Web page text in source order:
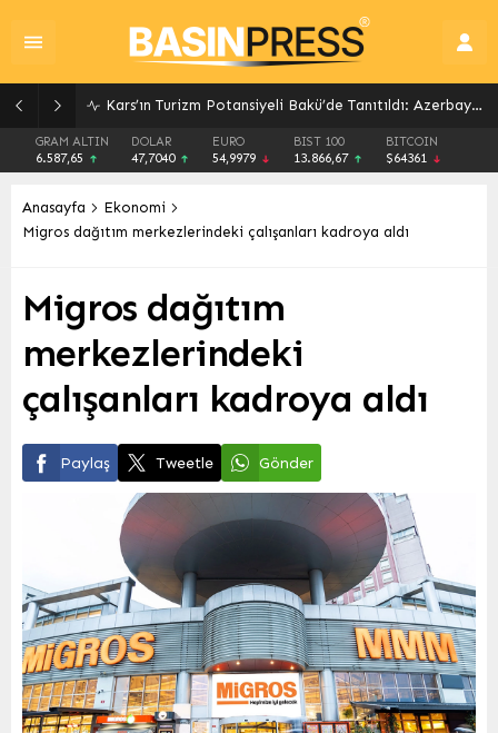
Kars’ın Turizm Potansiyeli Bakü’de Tanıtıldı: Azerbaycan ile Kardeşlik Bağları Güçleniyor
GRAM ALTIN
6.587,65
DOLAR
47,7040
EURO
54,9979
BIST 100
13.866,67
BITCOIN
$64361
Anasayfa
Ekonomi
Migros dağıtım merkezlerindeki çalışanları kadroya aldı
Migros dağıtım
merkezlerindeki
çalışanları kadroya aldı
Paylaş Tweetle Gönder